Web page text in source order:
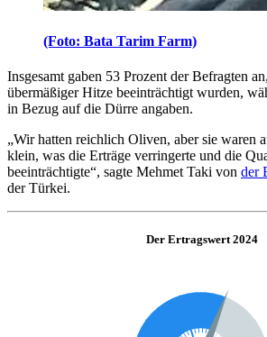
(Foto: Bata Tarim Farm)
Insgesamt gaben 53 Prozent der Befragten
übermäßiger Hitze beeinträchtigt wurden,
in Bezug auf die Dürre angaben.
„Wir hatten reichlich Oliven, aber sie waren
klein, was die Erträge verringerte und die
beeinträchtigte“, sagte Mehmet Taki von der
der Türkei.
Der Ertragswert 2024